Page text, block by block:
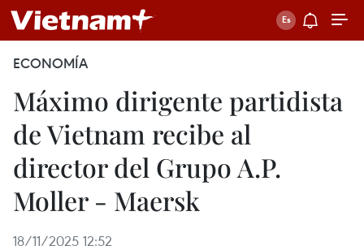
ECONOMÍA
Máximo dirigente partidista
de Vietnam recibe al
director del Grupo A.P.
Moller - Maersk
18/11/2025 12:52